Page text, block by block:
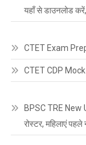
यहाँ से डाउनलोड
CTET Exam
CTET CDP
BPSC TRE New
रोस्टर, महिलाएं पहले